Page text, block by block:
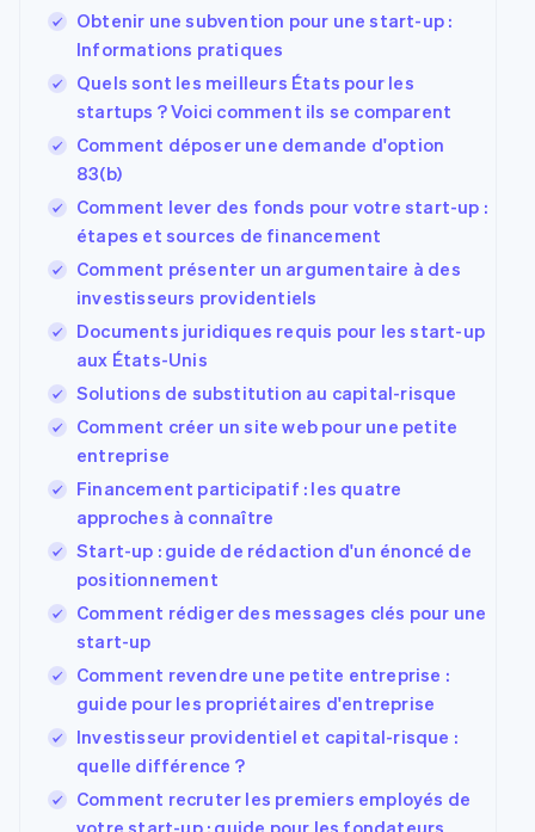
Obtenir une subvention pour une start-up :
Informations pratiques
Quels sont les meilleurs États pour les
startups ? Voici comment ils se comparent
Comment déposer une demande d'option
83(b)
Comment lever des fonds pour votre start-up :
étapes et sources de financement
Comment présenter un argumentaire à des
investisseurs providentiels
Documents juridiques requis pour les start-up
aux États-Unis
Solutions de substitution au capital-risque
Comment créer un site web pour une petite
entreprise
Financement participatif : les quatre
approches à connaître
Start-up : guide de rédaction d'un énoncé de
positionnement
Comment rédiger des messages clés pour une
start-up
Comment revendre une petite entreprise :
guide pour les propriétaires d'entreprise
Investisseur providentiel et capital-risque :
quelle différence ?
Comment recruter les premiers employés de
votre start-up : guide pour les fondateurs